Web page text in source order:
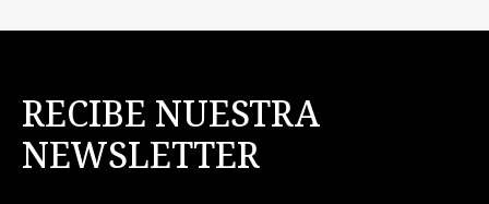
RECIBE NUESTRA
NEWSLETTER